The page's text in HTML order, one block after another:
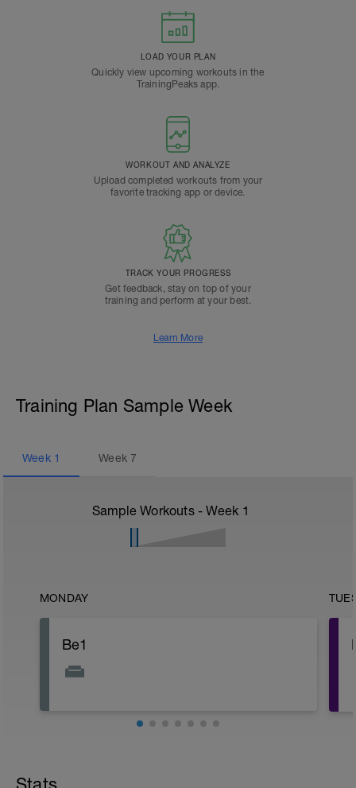
LOAD YOUR PLAN
Quickly view upcoming workouts in the
TrainingPeaks app.
WORKOUT AND ANALYZE
Upload completed workouts from your
favorite tracking app or device.
TRACK YOUR PROGRESS
Get feedback, stay on top of your
training and perform at your best.
Learn More
Training Plan Sample Week
Week 1 Week7
Sample Workouts - Week 1
MONDAY
Be1